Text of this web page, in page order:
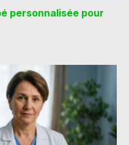
personnalisée pour